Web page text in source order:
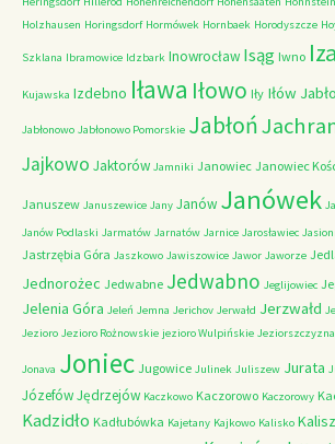
Holzhausen Horingsdorf Hormówek Hornbaek Horodyszcze
Szklana Ibramowice Idzbark Inowrocław Isąg Iwno
Kujawska Izdebno Iława Iłowo Iły Iłów
Jabłonowo Jabłonowo Pomorskie Jabłoń
Jajkowo Jaktorów Jamniki Janowiec Janowiec
Januszew Januszewice Jany Janów Janówek
Janów Podlaski Jarmatów Jarnatów Jarnice Jarosławiec
Jastrzębia Góra Jaszkowo Jawiszowice Jawor Jaworze
Jednorożec Jedwabne Jedwabno Jeglijowiec
Jelenia Góra Jeleń Jemna Jerichov Jerwałd Jerzwałd
Jezioro Jezioro Rożnowskie jezioro Wulpińskie Jeziorszczyzna
Jonava Joniec Jugowice Julinek Juliszew Jurata
JózefówJędrzejów Kaczkowo Kaczorowo Kaczorowy
Kadzidło Kadłubówka Kajetany Kajkowo Kalisko Kalisz